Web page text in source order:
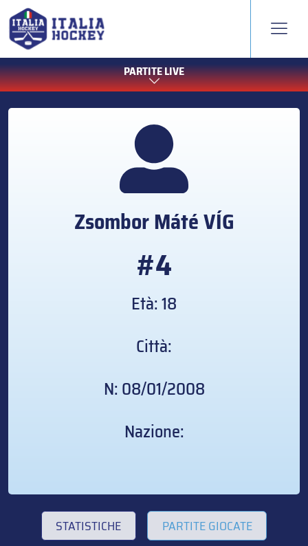
PARTITE LIVE
Zsombor MátéVÍG
#4
Età: 18
Città:
N: 08/01/2008
Nazione:
STATISTICHE PARTITE GIOCATE